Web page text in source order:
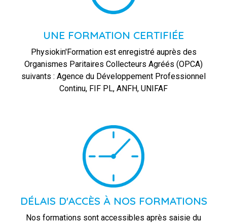
UNE FORMATION CERTIFIÉE
Physiokin'Formation est enregistré auprès des
Organismes Paritaires Collecteurs Agréés (OPCA)
suivants : Agence du Développement Professionnel
Continu, FIF PL, ANFH, UNIFAF
DÉLAIS D'ACCÈS À NOS FORMATIONS
Nos formations sont accessibles après saisie du